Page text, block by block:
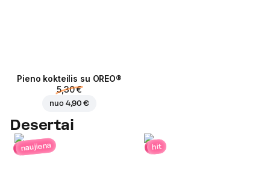
Pieno kokteilis su OREO®
5,30 €
nuo 4,90 €
Desertai
naujiena hit